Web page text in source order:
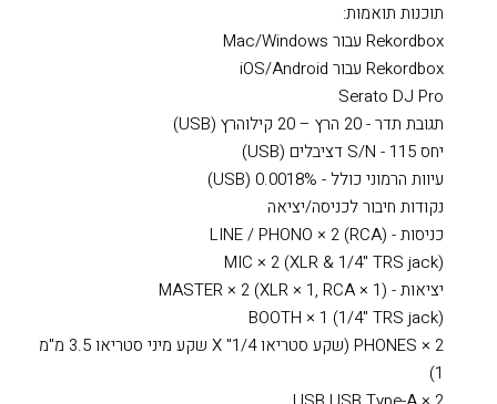
תוכנות תואמות:
Rekordbox עבור Mac/Windows
Rekordbox עבור iOS/Android
Serato DJ Pro
תגובת תדר - 20 הרץ – 20 קילוהרץ (USB)
יחס S/N - 115 דציבלים (USB)
עיוות הרמוני כולל - 0.0018% (USB)
נקודות חיבור לכניסה/יציאה
כניסות - LINE / PHONO × 2 (RCA)
MIC × 2 (XLR & 1/4" TRS jack)
יציאות - MASTER × 2 (XLR × 1, RCA × 1)
BOOTH × 1 (1/4" TRS jack)
PHONES × 2 (שקע סטריאו 1/4" X שקע מיני סטריאו 3.5 מ"מ
1)